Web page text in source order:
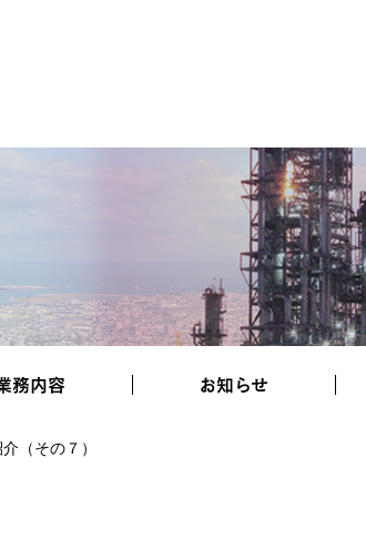
務内容 お知らせ
（その７）